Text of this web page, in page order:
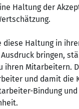
Haltung der
diese Haltung in
bringen,
ihren Mitarbeitern.
und damit die
Bindung